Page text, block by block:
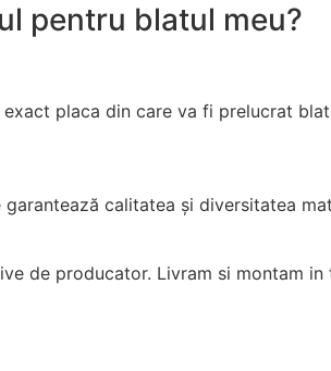
pentru blatul meu?
placa din care va fi prelucrat
calitatea și diversitatea
de producator. Livram si montam